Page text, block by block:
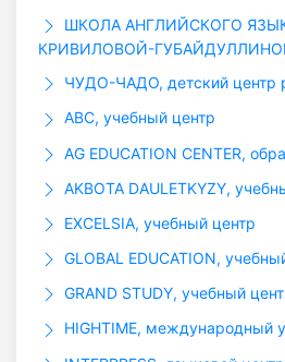
ШКОЛА АНГЛИЙСКОГО
КРИВИЛОВОЙ-
ЧУДО-ЧАДО, детский центр
ABC, учебный центр
AG EDUCATION CENTER,
AKBOTA DAULETKYZY,
EXCELSIA, учебный центр
GLOBAL EDUCATION,
GRAND STUDY, учебный
HIGHTIME, международный